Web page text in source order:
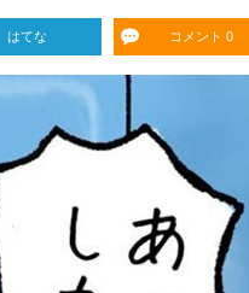
はてな コメント 0